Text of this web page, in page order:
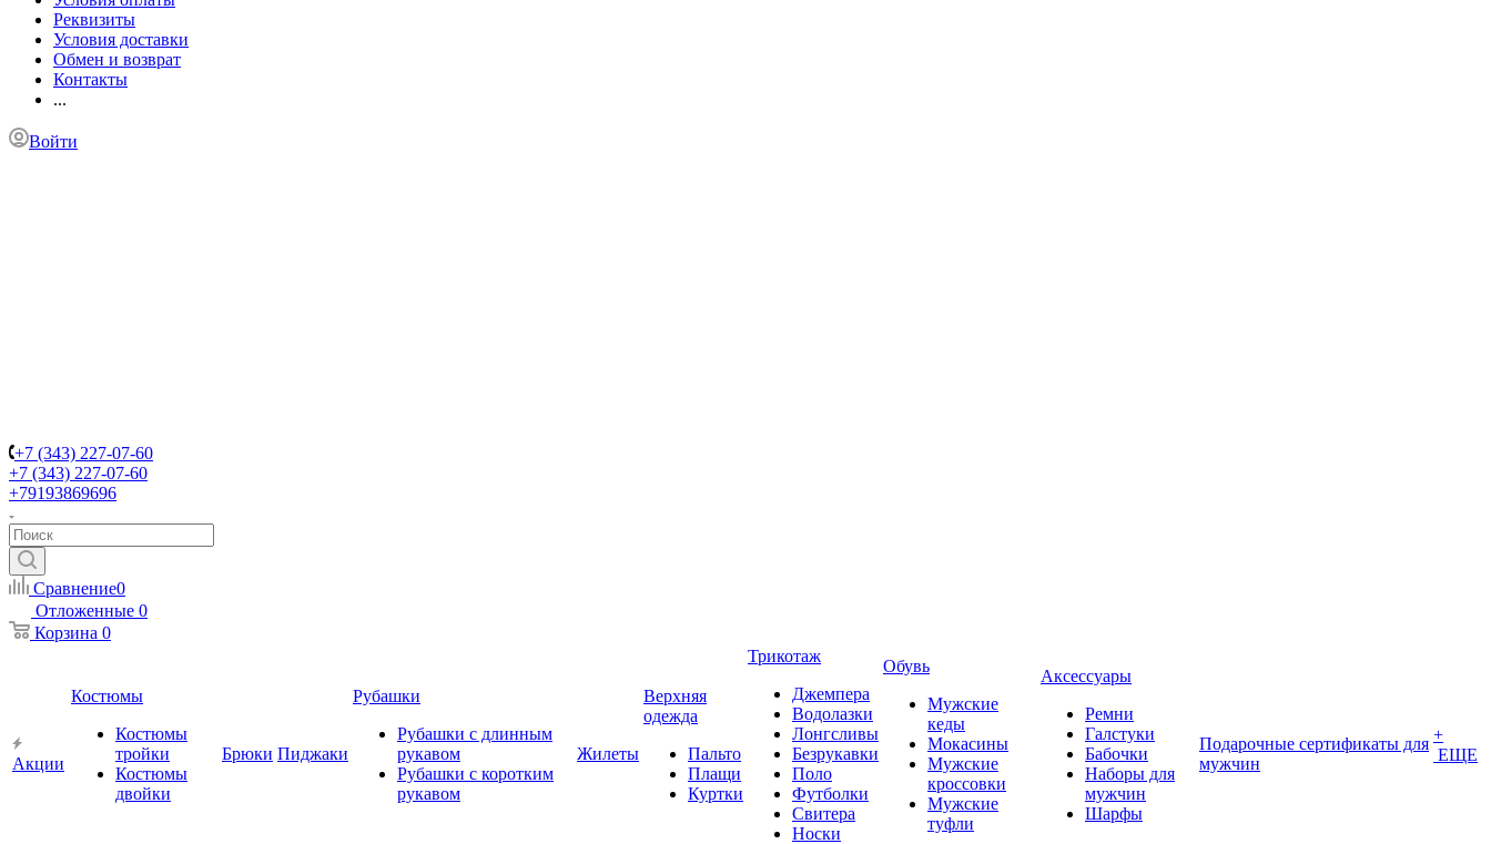
Реквизиты
Условия доставки
Обмен и возврат
Контакты
...
Войти
+7 (343) 227-07-60
+7 (343) 227-07-60
+79193869696
Сравнение0
Отложенные 0
Корзина 0
Акции
Костюмы
Костюмы
тройки
Костюмы
двойки
Брюки Пиджаки
Рубашки
Рубашки с длинным
рукавом
Рубашки с коротким
рукавом
Жилеты
Верхняя
одежда
Пальто
Плащи
Куртки
Трикотаж
Джемпера
Водолазки
Лонгсливы
Безрукавки
Поло
Футболки
Свитера
Носки
Обувь
Мужские
кеды
Мокасины
Мужские
кроссовки
Мужские
туфли
Аксессуары
Ремни
Галстуки
Бабочки
Наборы для
мужчин
Шарфы
Подарочные сертификаты для
мужчин
+
ЕЩЕ